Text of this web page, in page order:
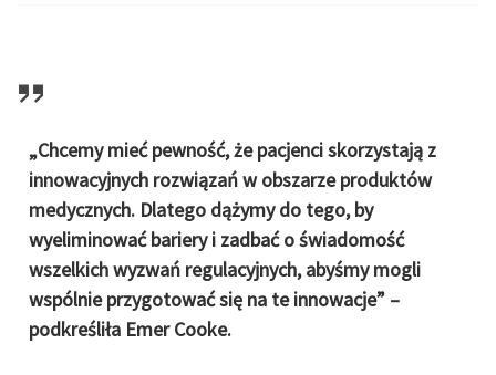
„Chcemy mieć pewność, że pacjenci skorzystają z
innowacyjnych rozwiązań w obszarze produktów
medycznych. Dlatego dążymy do tego, by
wyeliminować bariery i zadbać o świadomość
wszelkich wyzwań regulacyjnych, abyśmy mogli
wspólnie przygotować się na te innowacje” –
podkreśliła Emer Cooke.